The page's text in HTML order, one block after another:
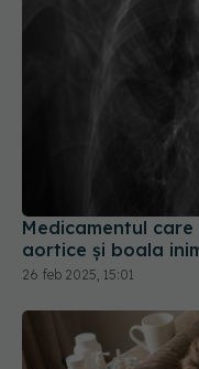
aortice și boala
26 feb 2025, 15:01